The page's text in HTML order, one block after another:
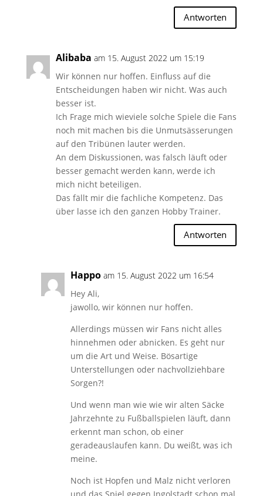
Antworten
Alibaba am 15. August 2022 um 15:19
Wir können nur hoffen. Einfluss auf die
Entscheidungen haben wir nicht. Was auch
besser ist.
Ich Frage mich wieviele solche Spiele die Fans
noch mit machen bis die Unmutsässerungen
auf den Tribünen lauter werden.
An dem Diskussionen, was falsch läuft oder
besser gemacht werden kann, werde ich
mich nicht beteiligen.
Das fällt mir die fachliche Kompetenz. Das
über lasse ich den ganzen Hobby Trainer.
Antworten
Happo am 15. August 2022 um 16:54
Hey Ali,
jawollo, wir können nur hoffen.
Allerdings müssen wir Fans nicht alles
hinnehmen oder abnicken. Es geht nur
um die Art und Weise. Bösartige
Unterstellungen oder nachvollziehbare
Sorgen?!
Und wenn man wie wie wir alten Säcke
Jahrzehnte zu Fußballspielen läuft, dann
erkennt man schon, ob einer
geradeauslaufen kann. Du weißt, was ich
meine.
Noch ist Hopfen und Malz nicht verloren